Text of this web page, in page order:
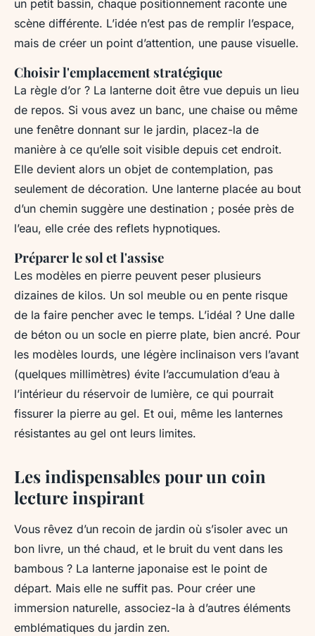
un petit bassin, chaque positionnement raconte une
scène différente. L’idée n’est pas de remplir l’espace,
mais de créer un point d’attention, une pause visuelle.
Choisir l'emplacement stratégique
La règle d’or ? La lanterne doit être vue depuis un lieu
de repos. Si vous avez un banc, une chaise ou même
une fenêtre donnant sur le jardin, placez-la de
manière à ce qu’elle soit visible depuis cet endroit.
Elle devient alors un objet de contemplation, pas
seulement de décoration. Une lanterne placée au bout
d’un chemin suggère une destination ; posée près de
l’eau, elle crée des reflets hypnotiques.
Préparer le sol et l'assise
Les modèles en pierre peuvent peser plusieurs
dizaines de kilos. Un sol meuble ou en pente risque
de la faire pencher avec le temps. L’idéal ? Une dalle
de béton ou un socle en pierre plate, bien ancré. Pour
les modèles lourds, une légère inclinaison vers l’avant
(quelques millimètres) évite l’accumulation d’eau à
l’intérieur du réservoir de lumière, ce qui pourrait
fissurer la pierre au gel. Et oui, même les lanternes
résistantes au gel ont leurs limites.
Les indispensables pour un coin
lecture inspirant
Vous rêvez d’un recoin de jardin où s’isoler avec un
bon livre, un thé chaud, et le bruit du vent dans les
bambous ? La lanterne japonaise est le point de
départ. Mais elle ne suffit pas. Pour créer une
immersion naturelle, associez-la à d’autres éléments
emblématiques du jardin zen.